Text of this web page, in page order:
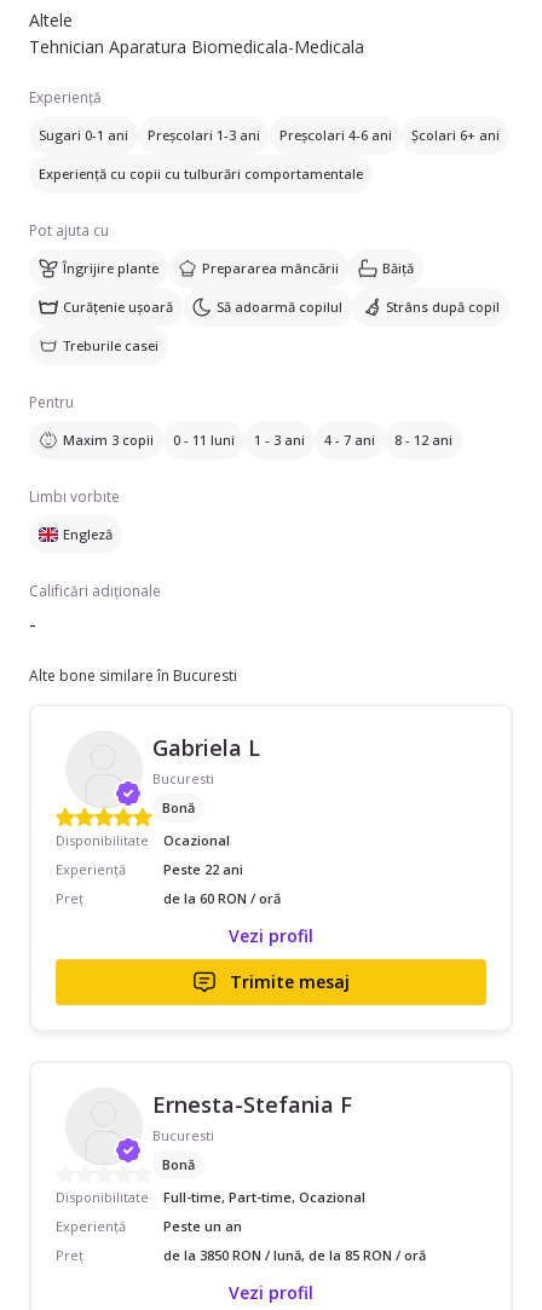
Altele
Tehnician Aparatura Biomedicala-Medicala
Experiență
Sugari 0-1 ani Preșcolari 1-3 ani Preșcolari 4-6 ani Școlari 6+ ani
Experiență cu copii cu tulburări comportamentale
Pot ajuta cu
Îngrijire plante Prepararea mâncării Băiță
Curățenie ușoară Să adoarmă copilul Strâns după copil
Treburile casei
Pentru
Maxim 3 copii 0 - 11 luni 1 - 3 ani 4 - 7 ani 8 - 12 ani
Limbi vorbite
Engleză
Calificări adiționale
-
Alte bone similare în Bucuresti
Gabriela L
Bucuresti
Bonă
Disponibilitate
Ocazional
Experiență
Peste 22 ani
Preț
de la 60 RON / oră
Vezi profil
Trimite mesaj
Ernesta-Stefania F
Bucuresti
Bonă
Disponibilitate
Full-time, Part-time, Ocazional
Experiență
Peste un an
Preț
de la 3850 RON / lună, de la 85 RON / oră
Vezi profil